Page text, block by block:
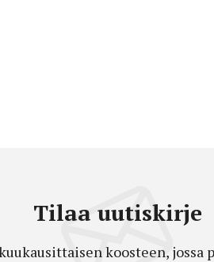
Tilaa uutiskirje
koosteen,